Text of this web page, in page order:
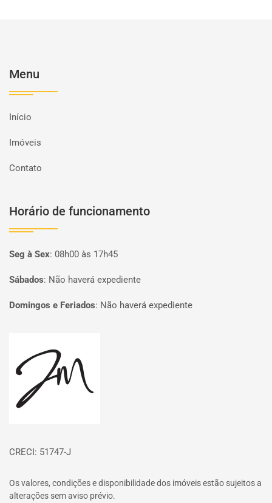
Menu
Início
Imóveis
Contato
Horário de funcionamento
Seg à Sex: 08h00 às 17h45
Sábados: Não haverá expediente
Domingos e Feriados: Não haverá expediente
CRECI: 51747-J
Os valores, condições e disponibilidade dos imóveis estão sujeitos a
alterações sem aviso prévio.